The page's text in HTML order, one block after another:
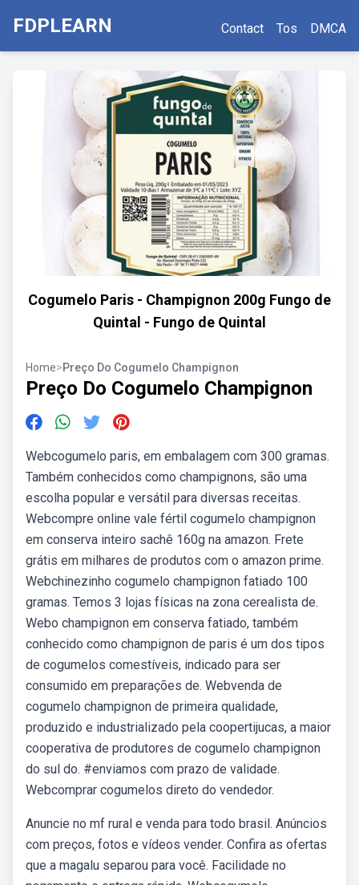
FDPLEARN Contact Tos DMCA
Cogumelo Paris - Champignon 200g Fungo de
Quintal - Fungo de Quintal
Home>Preço Do Cogumelo Champignon
Preço Do Cogumelo Champignon
Webcogumelo paris, em embalagem com 300 gramas.
Também conhecidos como champignons, são uma
escolha popular e versátil para diversas receitas.
Webcompre online vale fértil cogumelo champignon
em conserva inteiro sachê 160g na amazon. Frete
grátis em milhares de produtos com o amazon prime.
Webchinezinho cogumelo champignon fatiado 100
gramas. Temos 3 lojas físicas na zona cerealista de.
Webo champignon em conserva fatiado, também
conhecido como champignon de paris é um dos tipos
de cogumelos comestíveis, indicado para ser
consumido em preparações de. Webvenda de
cogumelo champignon de primeira qualidade,
produzido e industrializado pela coopertijucas, a maior
cooperativa de produtores de cogumelo champignon
do sul do. #enviamos com prazo de validade.
Webcomprar cogumelos direto do vendedor.
Anuncie no mf rural e venda para todo brasil. Anúncios
com preços, fotos e vídeos vender. Confira as ofertas
que a magalu separou para você. Facilidade no